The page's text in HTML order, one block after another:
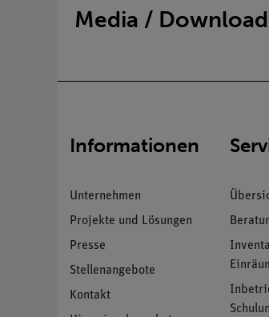
Media /
Informationen
Unternehmen
Projekte und Lösungen
Presse
Stellenangebote
Kontakt